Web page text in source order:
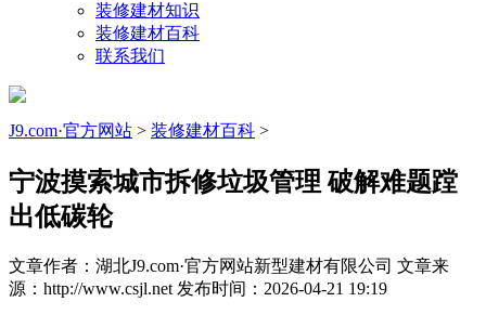
装修建材知识
装修建材百科
联系我们
J9.com·官方网站 > 装修建材百科 >
宁波摸索城市拆修垃圾管理 破解难题蹚
出低碳轮
文章作者：湖北J9.com·官方网站新型建材有限公司 文章来
源：http://www.csjl.net 发布时间：2026-04-21 19:19